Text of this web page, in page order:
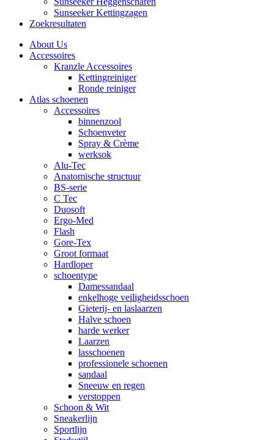
Sunseeker Kettingzagen
Zoekresultaten
About Us
Accessoires
Kranzle Accessoires
Kettingreiniger
Ronde reiniger
Atlas schoenen
Accessoires
binnenzool
Schoenveter
Spray & Crème
werksok
Alu-Tec
Anatomische structuur
BS-serie
C Tec
Duosoft
Ergo-Med
Flash
Gore-Tex
Groot formaat
Hardloper
schoentype
Damessandaal
enkelhoge veiligheidsschoen
Gieterij- en laslaarzen
Halve schoen
harde werker
Laarzen
lasschoenen
professionele schoenen
sandaal
Sneeuw en regen
verstoppen
Schoon & Wit
Sneakerlijn
Sportlijn